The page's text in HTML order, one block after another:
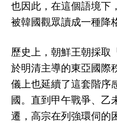
也因此，在這個語境下
被韓國觀眾讀成一種降
歷史上，朝鮮王朝採取
於明清主導的東亞國際
儀上也延續了這套階序
國。直到甲午戰爭、乙
遷，高宗在列強環伺的